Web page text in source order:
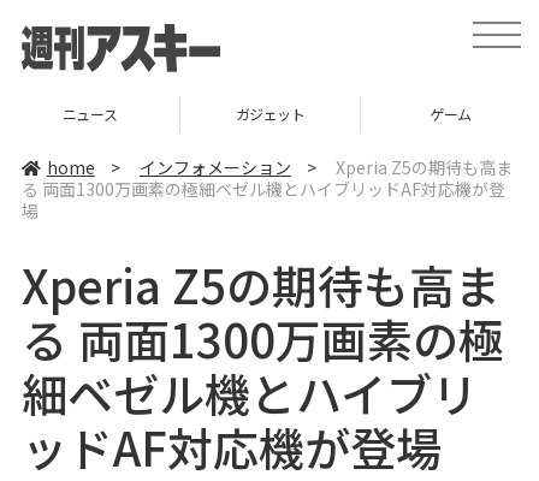
t
o
v
i
ニュース ガジェット ゲーム
home > インフォメーション >
Xperia Z5の期待も高ま
る 両面1300万画素の極細ベゼル機とハイブリッドAF対応機が登
場
Xperia Z5の期待も高ま
る 両面1300万画素の極
細ベゼル機とハイブリ
ッドAF対応機が登場